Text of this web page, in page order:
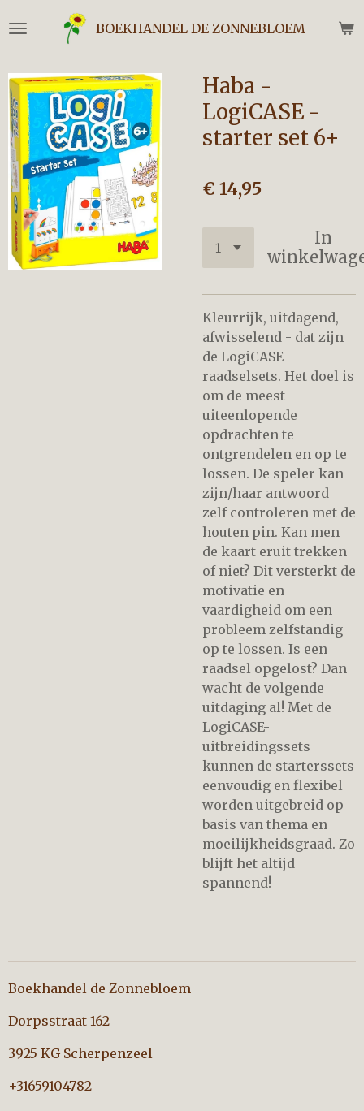
direct
de
hoofdinhoud
BOEKHANDEL DE ZONNEBLOEM
Haba -
LogiCASE -
starter set 6+
€ 14,95
In
Kleurrijk, uitdagend,
afwisselend - dat zijn
de LogiCASE-
raadselsets. Het doel is
om de meest
uiteenlopende
opdrachten te
ontgrendelen en op te
lossen. De speler kan
zijn/haar antwoord
zelf controleren met de
houten pin. Kan men
de kaart eruit trekken
of niet? Dit versterkt de
motivatie en
vaardigheid om een
probleem zelfstandig
op te lossen. Is een
raadsel opgelost? Dan
wacht de volgende
uitdaging al! Met de
LogiCASE-
uitbreidingssets
kunnen de starterssets
eenvoudig en flexibel
worden uitgebreid op
basis van thema en
moeilijkheidsgraad. Zo
blijft het altijd
spannend!
Boekhandel de Zonnebloem
Dorpsstraat 162
3925 KG Scherpenzeel
+31659104782